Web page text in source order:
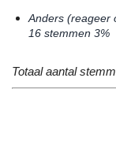
Anders (reageer
16 stemmen 3%
Totaal aantal